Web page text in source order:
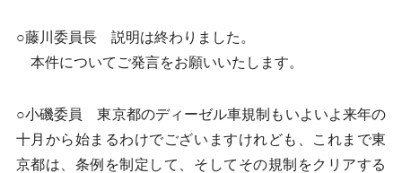
○藤川委員長 説明は終わりました。
本件についてご発言をお願いいたします。
○小磯委員 東京都のディーゼル車規制もいよいよ来年の
十月から始まるわけでございますけれども、これまで東
京都は、条例を制定して、そしてその規制をクリアする